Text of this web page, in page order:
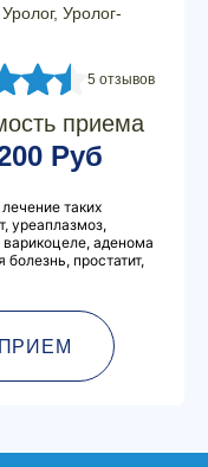
Уролог-
5 отзывов
приема
Руб
таких
уреаплазмоз,
аденома
простатит,